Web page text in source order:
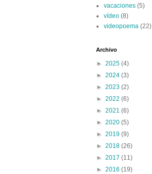
vacaciones (5)
vídeo (8)
videopoema (22)
Archivo
► 2025 (4)
► 2024 (3)
► 2023 (2)
► 2022 (6)
► 2021 (6)
► 2020 (5)
► 2019 (9)
► 2018 (26)
► 2017 (11)
► 2016 (19)